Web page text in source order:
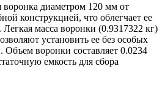
воронка диаметром 120 мм от
конструкцией, что облегчает ее
масса воронки (0.9317322 кг)
установить ее без особых
Объем воронки составляет 0.0234
емкость для сбора